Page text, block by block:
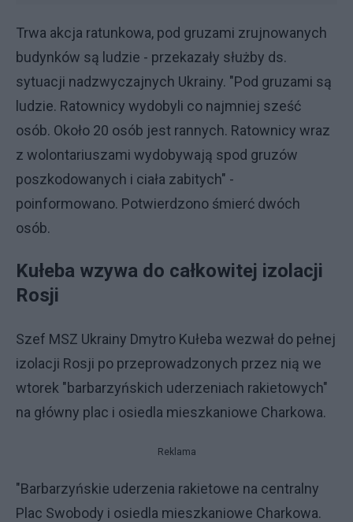
Trwa akcja ratunkowa, pod gruzami zrujnowanych
budynków są ludzie - przekazały służby ds.
sytuacji nadzwyczajnych Ukrainy. "Pod gruzami są
ludzie. Ratownicy wydobyli co najmniej sześć
osób. Około 20 osób jest rannych. Ratownicy wraz
z wolontariuszami wydobywają spod gruzów
poszkodowanych i ciała zabitych" -
poinformowano. Potwierdzono śmierć dwóch
osób.
Kułeba wzywa do całkowitej izolacji
Rosji
Szef MSZ Ukrainy Dmytro Kułeba wezwał do pełnej
izolacji Rosji po przeprowadzonych przez nią we
wtorek "barbarzyńskich uderzeniach rakietowych"
na główny plac i osiedla mieszkaniowe Charkowa.
Reklama
"Barbarzyńskie uderzenia rakietowe na centralny
Plac Swobody i osiedla mieszkaniowe Charkowa.